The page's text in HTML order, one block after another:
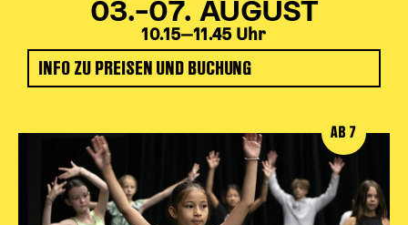
03.–07. AUGUST
10.15‒11.45 Uhr
INFO ZU PREISEN UND BUCHUNG
AB 7